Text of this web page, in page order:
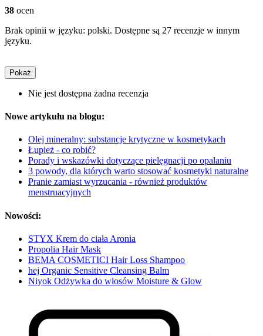
38 ocen
Brak opinii w języku: polski. Dostępne są 27 recenzje w innym
języku.
Pokaż
Nie jest dostępna żadna recenzja
Nowe artykułu na blogu:
Olej mineralny: substancje krytyczne w kosmetykach
Łupież - co robić?
Porady i wskazówki dotyczące pielęgnacji po opalaniu
3 powody, dla których warto stosować kosmetyki naturalne
Pranie zamiast wyrzucania - również produktów
menstruacyjnych
Nowości:
STYX Krem do ciała Aronia
Propolia Hair Mask
BEMA COSMETICI Hair Loss Shampoo
hej Organic Sensitive Cleansing Balm
Niyok Odżywka do włosów Moisture & Glow